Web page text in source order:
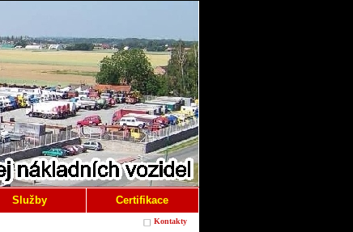
Služby Certifikace
Kontakty